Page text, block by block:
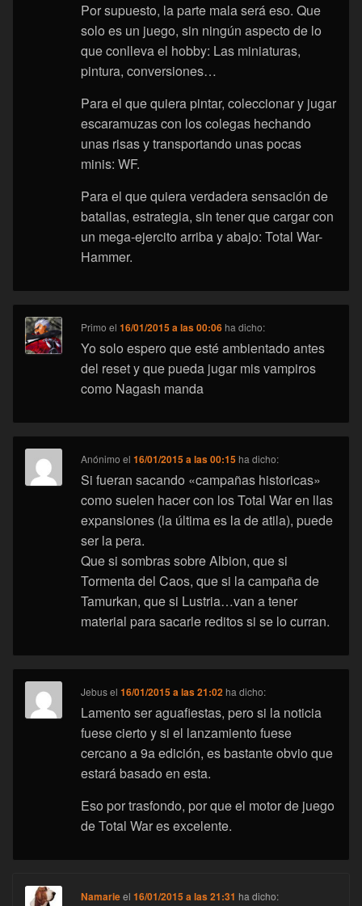
Por supuesto, la parte mala será eso. Que
solo es un juego, sin ningún aspecto de lo
que conlleva el hobby: Las miniaturas,
pintura, conversiones…
Para el que quiera pintar, coleccionar y jugar
escaramuzas con los colegas hechando
unas risas y transportando unas pocas
minis: WF.
Para el que quiera verdadera sensación de
batallas, estrategia, sin tener que cargar con
un mega-ejercito arriba y abajo: Total War-
Hammer.
Primo el16/01/2015 a las 00:06 ha dicho:
Yo solo espero que esté ambientado antes
del reset y que pueda jugar mis vampiros
como Nagash manda
Anónimo el16/01/2015 a las 00:15 ha dicho:
Si fueran sacando «campañas historicas»
como suelen hacer con los Total War en llas
expansiones (la última es la de atila), puede
ser la pera.
Que si sombras sobre Albion, que si
Tormenta del Caos, que si la campaña de
Tamurkan, que si Lustria…van a tener
material para sacarle reditos si se lo curran.
Jebusel16/01/2015 a las 21:02 ha dicho:
Lamento ser aguafiestas, pero si la noticia
fuese cierto y si el lanzamiento fuese
cercano a 9a edición, es bastante obvio que
estará basado en esta.
Eso por trasfondo, por que el motor de juego
de Total War es excelente.
Namarieel16/01/2015 a las 21:31 ha dicho: